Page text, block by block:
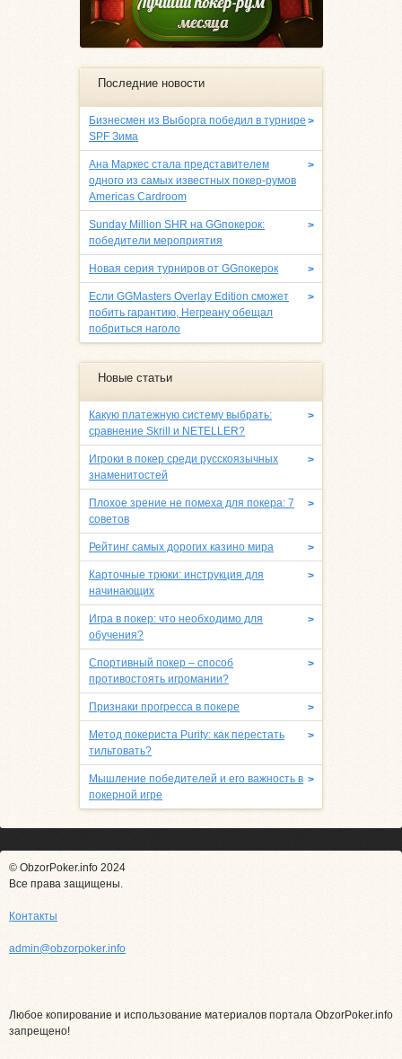
Последние новости
>
Бизнесмен из Выборга победил в турнире
SPF Зима
>
Ана Маркес стала представителем
одного из самых известных покер-румов
Americas Cardroom
>
Sunday Million SHR на GGпокерок:
победители мероприятия
>
Новая серия турниров от GGпокерок
>
Если GGMasters Overlay Edition сможет
побить гарантию, Негреану обещал
побриться наголо
Новые статьи
>
Какую платежную систему выбрать:
сравнение Skrill и NETELLER?
>
Игроки в покер среди русскоязычных
знаменитостей
>
Плохое зрение не помеха для покера: 7
советов
>
Рейтинг самых дорогих казино мира
>
Карточные трюки: инструкция для
начинающих
>
Игра в покер: что необходимо для
обучения?
>
Спортивный покер – способ
противостоять игромании?
>
Признаки прогресса в покере
>
Метод покериста Purity: как перестать
тильтовать?
>
Мышление победителей и его важность в
покерной игре
© ObzorPoker.info 2024
Все права защищены.
Контакты
admin@obzorpoker.info
Любое копирование и использование материалов портала ObzorPoker.info
запрещено!